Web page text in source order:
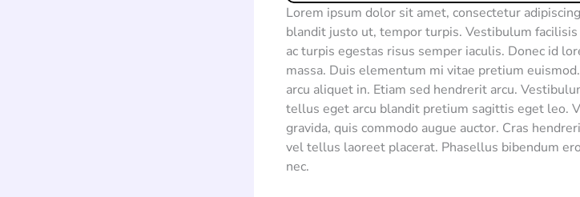
Lorem ipsum dolor sit amet, consectetur
blandit justo ut, tempor turpis. Vestibulum
ac turpis egestas risus semper iaculis. Donec id
massa. Duis elementum mi vitae pretium
arcu aliquet in. Etiam sed hendrerit arcu.
tellus eget arcu blandit pretium sagittis eget leo.
gravida, quis commodo augue auctor. Cras
vel tellus laoreet placerat. Phasellus bibendum
nec.